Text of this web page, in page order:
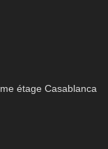
étage Casablanca